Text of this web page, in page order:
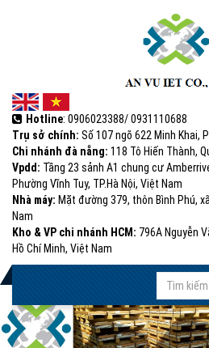
Hotline: 0906023388/ 0931110688
Trụ sở chính: Số 107 ngõ 622 Minh Khai,
Chi nhánh đà nẵng: 118 Tô Hiến Thành,
Vpdd: Tầng 23 sảnh A1 chung cư
Phường Vĩnh Tuy, TP.Hà Nội, Việt Nam
Nhà máy: Mặt đường 379, thôn Bình Phú,
Nam
Kho & VP chi nhánh HCM: 796A Nguyễn
Hồ Chí Minh, Việt Nam
Input
with
success
(success)